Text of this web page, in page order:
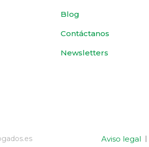
Blog
Contáctanos
Newsletters
Aviso legal